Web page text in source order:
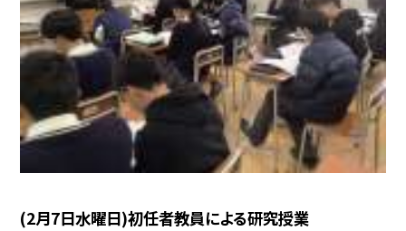
(2月7日水曜日)初任者教員による研究授業